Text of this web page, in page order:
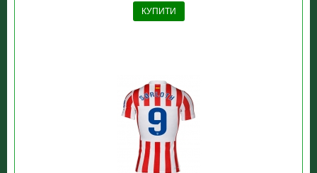
КУПИТИ